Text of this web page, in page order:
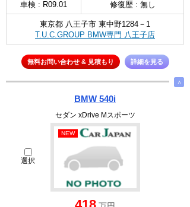
車検 : R09.01 修復歴 : 無し
東京都 八王子市 東中野1284－1
T.U.C.GROUP BMW専門 八王子店
無料お問い合わせ & 見積もり 詳細を見る
∧
BMW 540i
セダン xDrive Mスポーツ
選択
NEW